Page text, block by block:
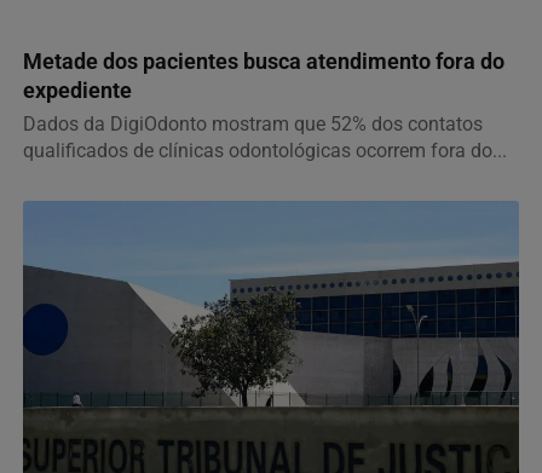
Metade dos pacientes busca atendimento fora do
expediente
Dados da DigiOdonto mostram que 52% dos contatos
qualificados de clínicas odontológicas ocorrem fora do...